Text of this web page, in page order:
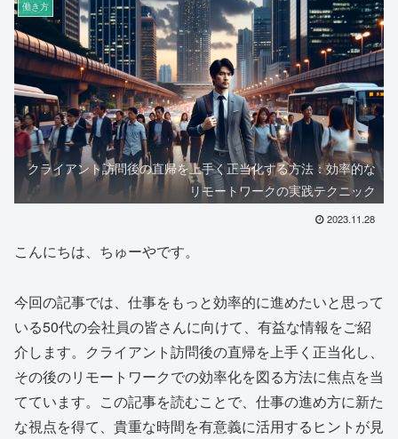
働き方
クライアント訪問後の直帰を上手く正当化する方法：効率的な
リモートワークの実践テクニック
2023.11.28
こんにちは、ちゅーやです。
今回の記事では、仕事をもっと効率的に進めたいと思って
いる50代の会社員の皆さんに向けて、有益な情報をご紹
介します。クライアント訪問後の直帰を上手く正当化し、
その後のリモートワークでの効率化を図る方法に焦点を当
てています。この記事を読むことで、仕事の進め方に新た
な視点を得て、貴重な時間を有意義に活用するヒントが見